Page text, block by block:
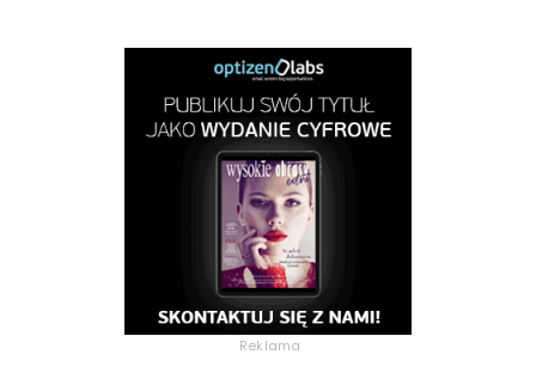
Reklama